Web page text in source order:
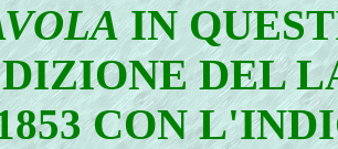
IN
DEL
CON